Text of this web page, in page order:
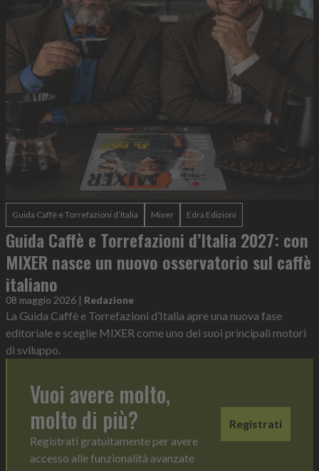
Guida Caffè e Torrefazioni d’Italia Mixer Edra Edizioni
Guida Caffè e Torrefazioni d’Italia 2027: con
MIXER nasce un nuovo osservatorio sul caffè
italiano
08 maggio 2026 | Redazione
La Guida Caffè e Torrefazioni d’Italia apre una nuova fase
editoriale e sceglie MIXER come uno dei suoi principali motori
di sviluppo.
Vuoi avere molto,
molto di più?
Registrati gratuitamente per avere
accesso alle funzionalità avanzate
Registrati